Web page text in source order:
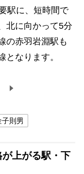
駅に、短時間で
北に向かって5分
の赤羽岩淵駅も
となります。
子則男
が上がる駅・下